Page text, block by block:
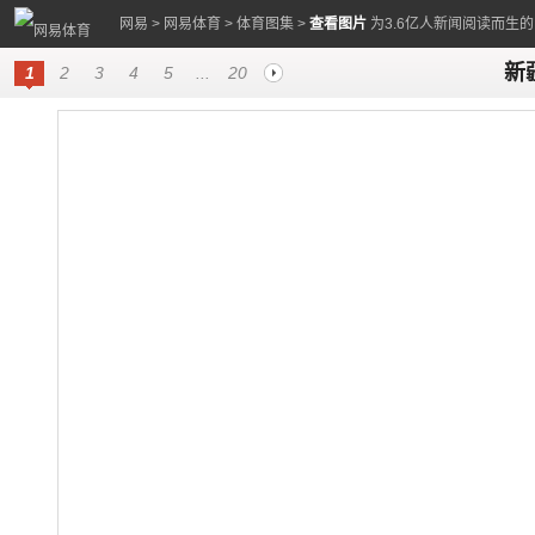
网易 > 网易体育 > 体育图集 > 查看图片 为3.6亿人新闻阅读而生
1 2 3 4 5 20 新